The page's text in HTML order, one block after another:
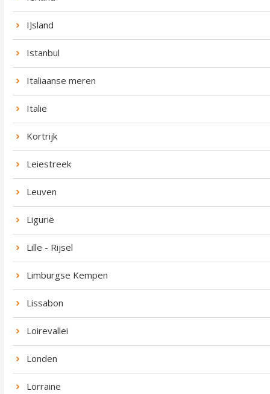
IJsland
Istanbul
Italiaanse meren
Italië
Kortrijk
Leiestreek
Leuven
Ligurië
Lille - Rijsel
Limburgse Kempen
Lissabon
Loirevallei
Londen
Lorraine